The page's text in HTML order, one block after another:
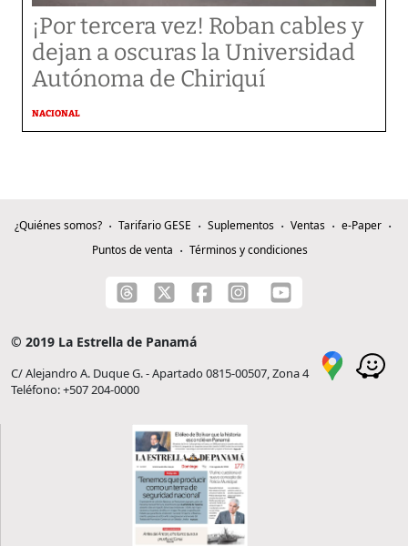
¡Por tercera vez! Roban cables y
dejan a oscuras la Universidad
Autónoma de Chiriquí
NACIONAL
¿Quiénes somos? Tarifario GESE Suplementos Ventas
e-Paper
Puntos de venta
Términos y condiciones
© 2019 La Estrella de Panamá
C/ Alejandro A. Duque G. - Apartado 0815-00507, Zona 4
Teléfono: +507 204-0000